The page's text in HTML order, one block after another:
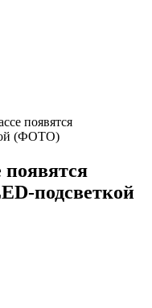
появятся
(ФОТО)
появятся
подсветкой